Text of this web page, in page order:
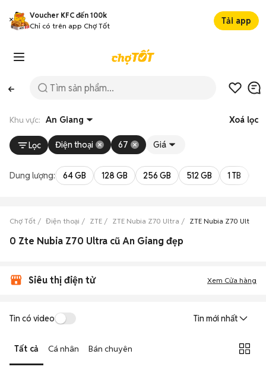
Voucher KFC đến 100k
Chỉ có trên app Chợ Tốt
Tải app
Khu vực: An Giang Xoá lọc
Lọc Điện thoại 67 Giá
Dung lượng: 64 GB 128 GB 256 GB 512 GB 1 TB
Chợ Tốt Điện thoại ZTE ZTE Nubia Z70 Ultra ZTE Nubia Z70 Ultra
0 Zte Nubia Z70 Ultra cũ An Giang đẹp
Siêu thị điện tử Xem Cửa hàng
Tin có video Tin mới nhất
Tất cả Cá nhân Bán chuyên